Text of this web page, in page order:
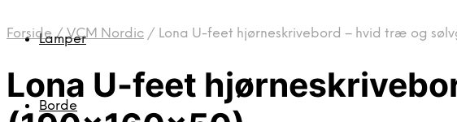
Lamper
Borde
Forside / VCM Nordic / Lona U-feet hjørneskrivebord – hvid træ og
Lona U-feet